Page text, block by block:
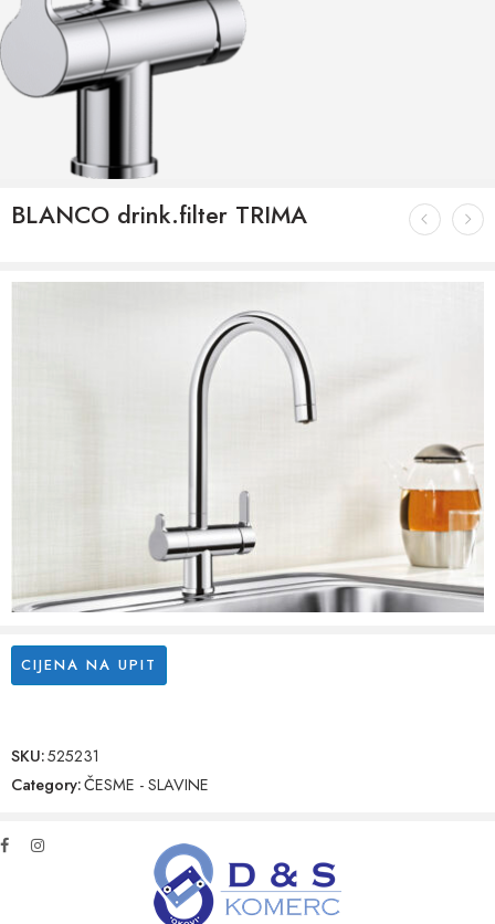
BLANCO drink.filter TRIMA
CIJENA NA UPIT
SKU:525231
Category:ČESME - SLAVINE